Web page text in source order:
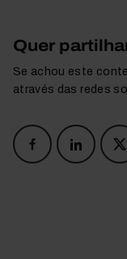
Quer
Se achou este
através das redes